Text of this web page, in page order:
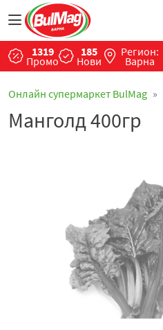
1319
Промо
185
Нови
Регион:
Варна
Онлайн супермаркет BulMag
Манголд 400гр